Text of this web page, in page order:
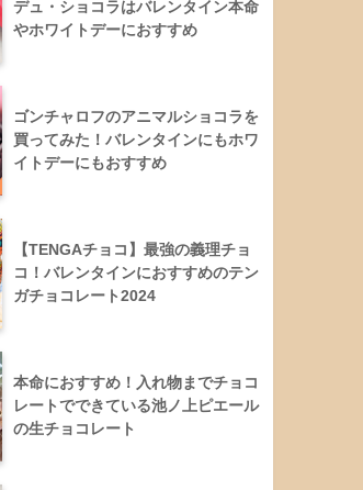
デュ・ショコラはバレンタイン本命
やホワイトデーにおすすめ
ゴンチャロフのアニマルショコラを
買ってみた！バレンタインにもホワ
イトデーにもおすすめ
【TENGAチョコ】最強の義理チョ
コ！バレンタインにおすすめのテン
ガチョコレート2024
本命におすすめ！入れ物までチョコ
レートでできている池ノ上ピエール
の生チョコレート